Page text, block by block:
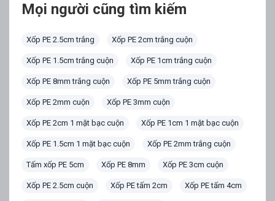
Mọi người cũng tìm kiếm
Xốp PE 2.5cm trắng Xốp PE 2cm trắng cuộn
Xốp PE 1.5cm trắng cuộn Xốp PE 1cm trắng cuộn
Xốp PE 8mm trắng cuộn Xốp PE 5mm trắng cuộn
Xốp PE 2mm cuộn Xốp PE 3mm cuộn
Xốp PE 2cm 1 mặt bạc cuộn Xốp PE 1cm 1 mặt bạc cuộn
Xốp PE 1.5cm 1 mặt bạc cuộn Xốp PE 2mm trắng cuộn
Tấm xốp PE 5cm Xốp PE 8mm Xốp PE 3cm cuộn
Xốp PE 2.5cm cuộn Xốp PE tấm 2cm Xốp PE tấm 4cm